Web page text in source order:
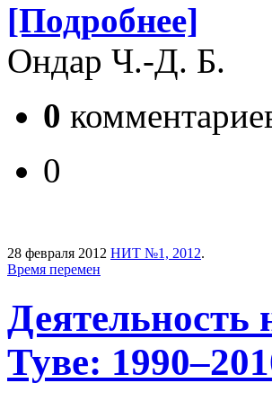
[Подробнее]
Ондар Ч.-Д. Б.
0
0
28 февраля 2012 НИТ №1, 2012.
Время перемен
Деятельность
Туве: